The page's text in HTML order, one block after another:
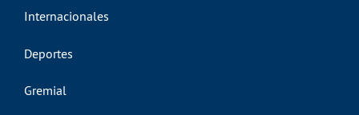
Internacionales
Deportes
Gremial